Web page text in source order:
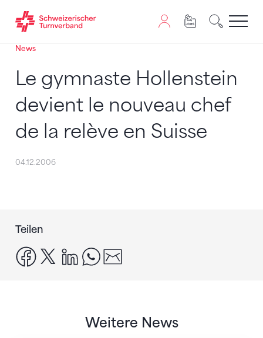
Zum Inhalt springen
Zur Sitemap navigieren
Zum Navigieren dieser Seite wird JavaScript benötigt.
News
Le gymnaste Hollenstein
devient le nouveau chef
de la relève en Suisse
04.12.2006
Teilen
facebook
x linkedinwhatsapp
Weitere News